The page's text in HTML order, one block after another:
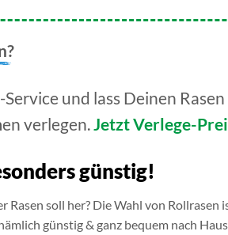
und lass Deinen
verlegen. Jetzt Verlege-
günstig!
Rasen soll her? Die Wahl von
günstig & ganz bequem nach